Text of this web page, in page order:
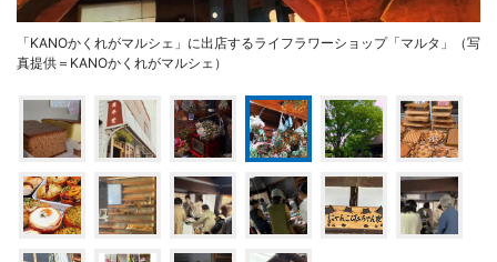
「KANOかくれがマルシェ」に出店するライフラワーショップ「マルタ」（写
真提供＝KANOかくれがマルシェ）